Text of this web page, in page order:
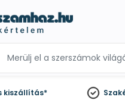
kiszállítás*